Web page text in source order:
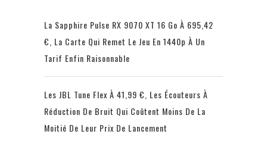
La Sapphire Pulse RX 9070 XT 16 Go À 695,42
€, La Carte Qui Remet Le Jeu En 1440p À Un
Tarif Enfin Raisonnable
Les JBL Tune Flex À 41,99 €, Les Écouteurs À
Réduction De Bruit Qui Coûtent Moins De La
Moitié De Leur Prix De Lancement